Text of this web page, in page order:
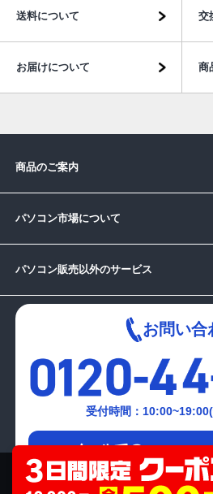
送料について 交
お届けについて 商
商品のご案内
パソコン市場について
パソコン販売以外のサービス
お問い合
受付時間：
メールでの
お問い合わせはこち
当サイトでは利用体験の向上およびコ